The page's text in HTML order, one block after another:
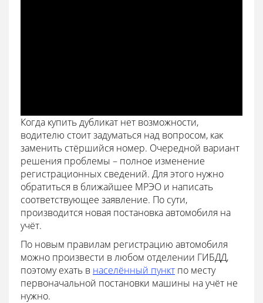
Когда купить дубликат нет возможности,
водителю стоит задуматься над вопросом, как
заменить стёршийся номер. Очередной вариант
решения проблемы – полное изменение
регистрационных сведений. Для этого нужно
обратиться в ближайшее МРЭО и написать
соответствующее заявление. По сути,
производится новая постановка автомобиля на
учёт.
По новым правилам регистрацию автомобиля
можно произвести в любом отделении ГИБДД,
поэтому ехать в населённый пункт по месту
первоначальной постановки машины на учёт не
нужно.